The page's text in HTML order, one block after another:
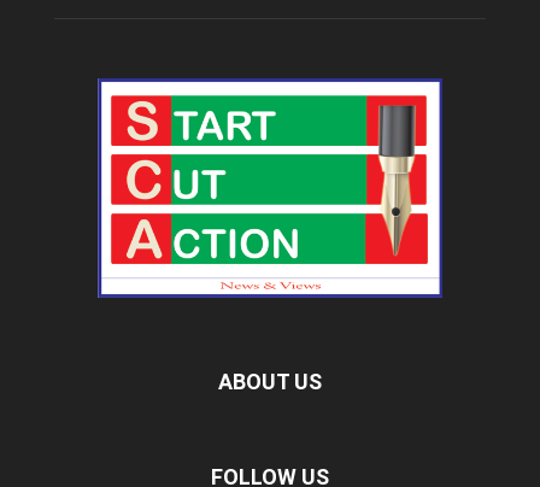
ABOUT US
FOLLOW US